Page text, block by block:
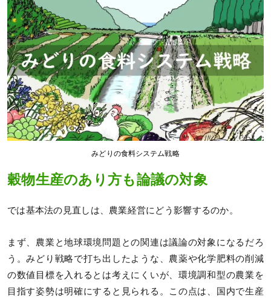
みどりの食料システム戦略
穀物生産のあり方も論議の対象
では基本法の見直しは、農業経営にどう影響するのか。
まず、農業と地球環境問題との関連は議論の対象になるだろ
う。みどり戦略で打ち出したような、農薬や化学肥料の削減
の数値目標を入れるとは考えにくいが、環境調和型の農業を
目指す姿勢は明確にすると見られる。この点は、国内で生産